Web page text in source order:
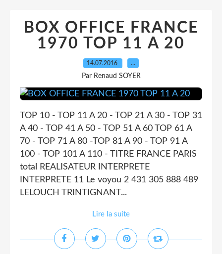
BOX OFFICE FRANCE
1970 TOP 11 A 20
14.07.2016 …
Par Renaud SOYER
TOP 10 - TOP 11 A 20 - TOP 21 A 30 - TOP 31
A 40 - TOP 41 A 50 - TOP 51 A 60 TOP 61 A
70 - TOP 71 A 80 -TOP 81 A 90 - TOP 91 A
100 - TOP 101 A 110 - TITRE FRANCE PARIS
total REALISATEUR INTERPRETE
INTERPRETE 11 Le voyou 2 431 305 888 489
LELOUCH TRINTIGNANT...
Lire la suite